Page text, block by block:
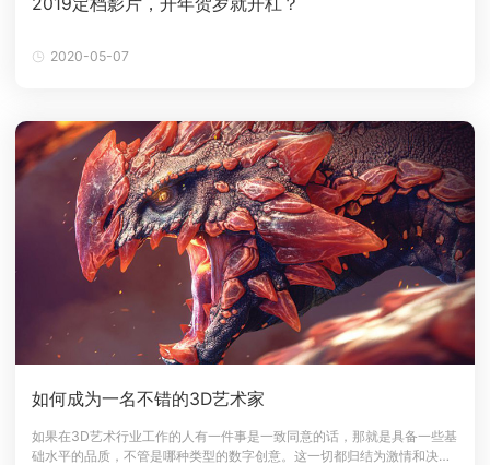
2020-05-07
如何成为一名不错的3D艺术家
如果在3D艺术行业工作的人有一件事是一致同意的话，那就是具备一些基
础水平的品质，不管是哪种类型的数字创意。这一切都归结为激情和决